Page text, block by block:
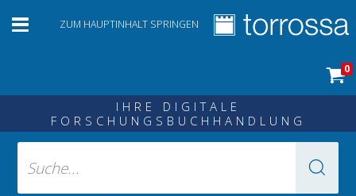
ZUM HAUPTINHALT SPRINGEN
0
IHRE DIGITALE
FORSCHUNGSBUCHHANDLUNG